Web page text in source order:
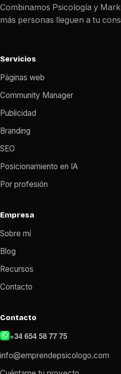
Combinamos Psicología y
más personas lleguen a tu
Servicios
Páginas web
Community Manager
Publicidad
Branding
SEO
Posicionamiento en IA
Por profesión
Empresa
Sobre mí
Blog
Recursos
Contacto
Contacto
+34 654 58 77 75
info@emprendepsicologo.com